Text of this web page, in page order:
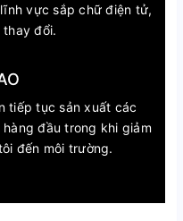
vực sắp chữ điện tử,
đổi.
tiếp tục sản xuất các
đầu trong khi giảm
đến môi trường.